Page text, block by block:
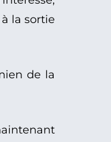
la sortie
de la